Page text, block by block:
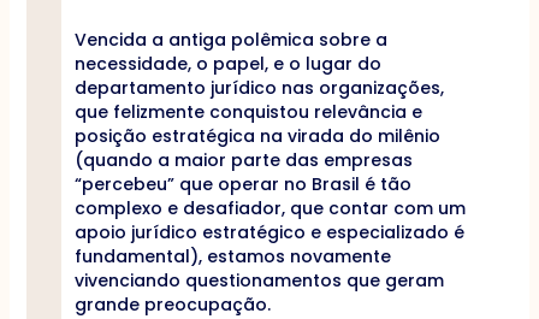
Vencida a antiga polêmica sobre a
necessidade, o papel, e o lugar do
departamento jurídico nas organizações,
que felizmente conquistou relevância e
posição estratégica na virada do milênio
(quando a maior parte das empresas
“percebeu” que operar no Brasil é tão
complexo e desafiador, que contar com um
apoio jurídico estratégico e especializado é
fundamental), estamos novamente
vivenciando questionamentos que geram
grande preocupação.